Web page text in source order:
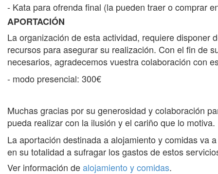
- Kata para ofrenda final (la pueden traer o comprar
APORTACIÓN
La organización de esta actividad, requiere disponer
recursos para asegurar su realización. Con el fin de
necesarios, agradecemos vuestra colaboración con
- modo presencial: 300€
Muchas gracias por su generosidad y colaboración
pueda realizar con la ilusión y el cariño que lo motiva.
La aportación destinada a alojamiento y comidas va
en su totalidad a sufragar los gastos de estos
Ver información dealojamiento y comidas.